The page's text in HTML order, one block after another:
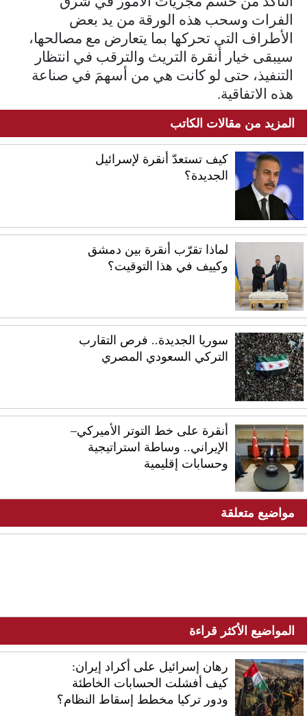
الفرات وسحب هذه الورقة من يد بعض
الأطراف التي تحركها بما يتعارض مع مصالحها،
سيبقى خيار أنقرة التريث والترقب في انتظار
التنفيذ، حتى لو كانت هي من أسهمَ في صناعة
هذه الاتفاقية.
المزيد من مقالات الكاتب
كيف تستعدّ أنقرة لإسرائيل
الجديدة؟
لماذا تقرّب أنقرة بين دمشق
وكييف في هذا التوقيت؟
سوريا الجديدة.. فرص التقارب
التركي السعودي المصري
أنقرة على خط التوتر الأميركي–
الإيراني.. وساطة استراتيجية
وحسابات إقليمية
مواضيع متعلقة
المواضيع الأكثر قراءة
رهان إسرائيل على أكراد إيران:
كيف أفشلت الحسابات الخاطئة
ودور تركيا مخطط إسقاط النظام؟